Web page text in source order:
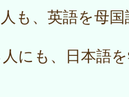
も、英語を母
にも、日本語